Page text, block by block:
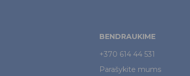
BENDRAUKIME
+370 614 44 531
Parašykite mums